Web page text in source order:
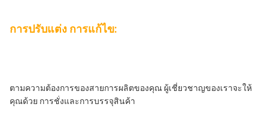
การปรับแต่ง การแก้ไข:
ตามความต้องการของสายการผลิตของคุณ ผู้เชี่ยวชาญของเราจะให้
คุณด้วย การชั่งและการบรรจุสินค้า